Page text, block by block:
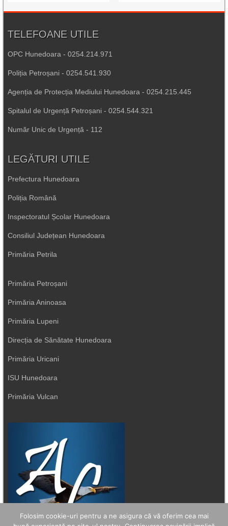
TELEFOANE UTILE
OPC Hunedoara - 0254.214.971
Poliția Petroșani - 0254.541.930
Agenția de Protecția Mediului Hunedoara - 0254.215.445
Spitalul de Urgență Petroșani - 0254.544.321
Număr Unic de Urgență - 112
LEGĂTURI UTILE
Prefectura Hunedoara
Poliția Română
Inspectoratul Școlar Hunedoara
Consiliul Județean Hunedoara
Primăria Petrila
Primăria Petroșani
Primăria Aninoasa
Primăria Lupeni
Direcția de Sănătate Hunedoara
Primăria Uricani
ISU Hunedoara
Primăria Vulcan
Folosim cookie-uri pentru a ne asigura că vă oferim cea mai